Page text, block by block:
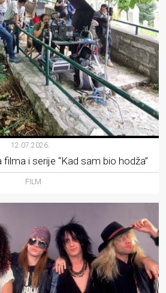
12.07.2026.
i serije “Kad sam bio hodža”
FILM